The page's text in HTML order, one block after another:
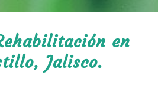
en
Jalisco.